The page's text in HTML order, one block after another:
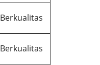
Berkualitas
Berkualitas